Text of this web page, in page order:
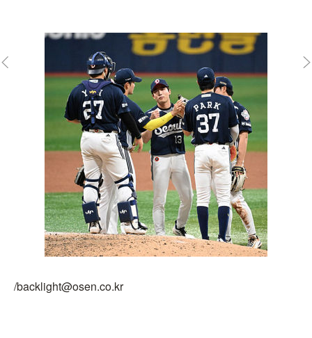
/backlight@osen.co.kr